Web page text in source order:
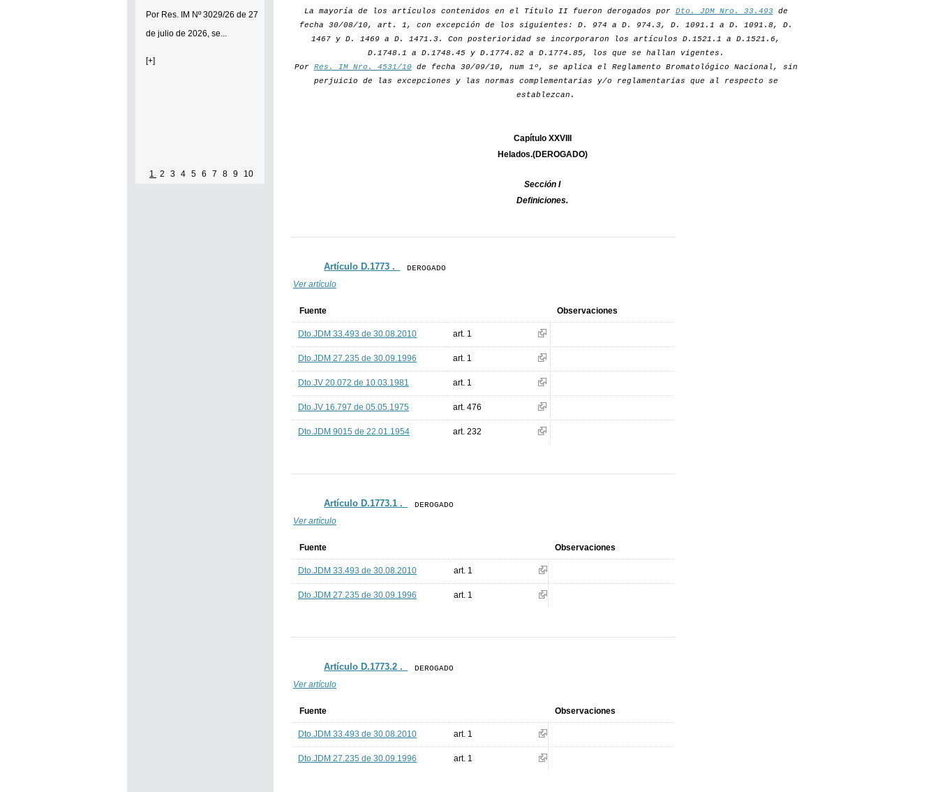
Por Res. IM Nº 3029/26 de 27
de julio de 2026, se...
[+]
1 2 3 4 5 6 7 8 9 10
La mayoría de los artículos contenidos en el Título II fueron derogados por Dto. JDM Nro. 33.493de
fecha 30/08/10, art. 1, con excepción de los siguientes: D. 974 a D. 974.3, D. 1091.1 a D. 1091.8, D.
1467 y D. 1469 a D. 1471.3. Con posterioridad se incorporaron los artículos D.1521.1 a D.1521.6,
D.1748.1 a D.1748.45 y D.1774.82 a D.1774.85, los que se hallan vigentes.
Por Res. IM Nro. 4531/10de fecha 30/09/10, num 1º, se aplica el Reglamento Bromatológico Nacional, sin
perjuicio de las excepciones y las normas complementarias y/o reglamentarias que al respecto se
establezcan.
Capítulo XXVIII
Helados.(DEROGADO)
Sección I
Definiciones.
Artículo D.1773 ._ DEROGADO
Ver artículo
Fuente Observaciones
Dto.JDM 33.493 de 30.08.2010 art. 1
Dto.JDM 27.235 de 30.09.1996 art. 1
Dto.JV 20.072 de 10.03.1981 art. 1
Dto.JV 16.797 de 05.05.1975 art. 476
Dto.JDM 9015 de 22.01.1954 art. 232
Artículo D.1773.1 ._ DEROGADO
Ver artículo
Fuente Observaciones
Dto.JDM 33.493 de 30.08.2010 art. 1
Dto.JDM 27.235 de 30.09.1996 art. 1
Artículo D.1773.2 ._ DEROGADO
Ver artículo
Fuente Observaciones
Dto.JDM 33.493 de 30.08.2010 art. 1
Dto.JDM 27.235 de 30.09.1996 art. 1